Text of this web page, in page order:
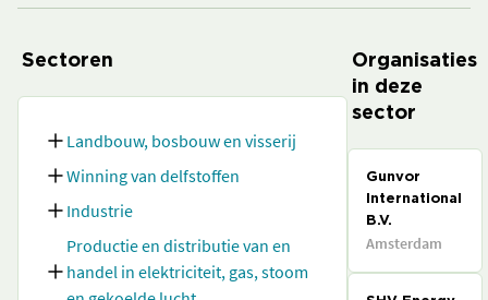
Sectoren
Landbouw, bosbouw en visserij
Winning van delfstoffen
Industrie
Productie en distributie van en
handel in elektriciteit, gas, stoom
Organisaties
in deze
sector
Gunvor
International
B.V.
Amsterdam